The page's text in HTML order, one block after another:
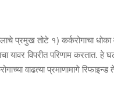
प्रमुख तोटे १) कर्करोगाचा
विपरीत परिणाम करतात. हे
वाढत्या प्रमाणामागे